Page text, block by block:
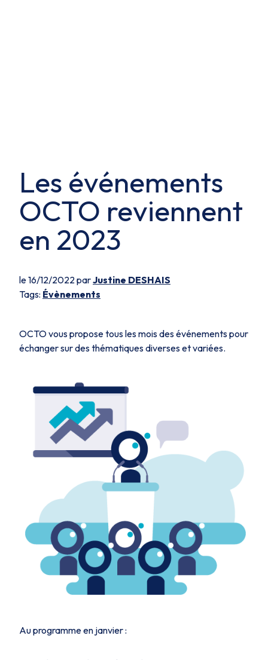
Les événements
OCTO reviennent
en 2023
le 16/12/2022 parJustine DESHAIS
Tags: Évènements
OCTO vous propose tous les mois des événements pour
échanger sur des thématiques diverses et variées.
Au programme en janvier :